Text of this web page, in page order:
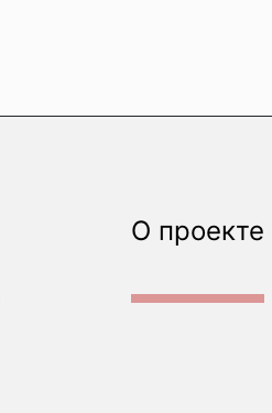
О проекте